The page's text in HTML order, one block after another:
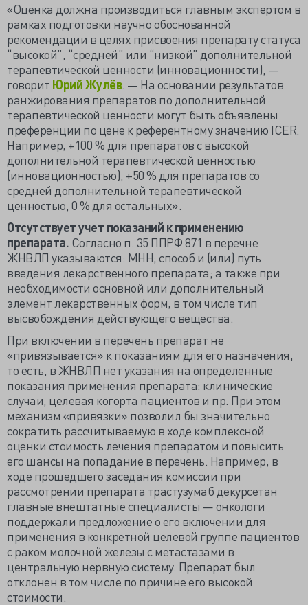
«Оценка должна производиться главным экспертом в
рамках подготовки научно обоснованной
рекомендации в целях присвоения препарату статуса
“высокой”, “средней” или “низкой” дополнительной
терапевтической ценности (инновационности), —
говорит Юрий Жулёв. — На основании результатов
ранжирования препаратов по дополнительной
терапевтической ценности могут быть объявлены
преференции по цене к референтному значению ICER.
Например, +100 % для препаратов с высокой
дополнительной терапевтической ценностью
(инновационностью), +50 % для препаратов со
средней дополнительной терапевтической
ценностью, 0 % для остальных».
Отсутствует учет показаний к применению
препарата. Согласно п. 35 ППРФ 871 в перечне
ЖНВЛП указываются: МНН; способ и (или) путь
введения лекарственного препарата; а также при
необходимости основной или дополнительный
элемент лекарственных форм, в том числе тип
высвобождения действующего вещества.
При включении в перечень препарат не
«привязывается» к показаниям для его назначения,
то есть, в ЖНВЛП нет указания на определенные
показания применения препарата: клинические
случаи, целевая когорта пациентов и пр. При этом
механизм «привязки» позволил бы значительно
сократить рассчитываемую в ходе комплексной
оценки стоимость лечения препаратом и повысить
его шансы на попадание в перечень. Например, в
ходе прошедшего заседания комиссии при
рассмотрении препарата трастузумаб декурсетан
главные внештатные специалисты — онкологи
поддержали предложение о его включении для
применения в конкретной целевой группе пациентов
с раком молочной железы с метастазами в
центральную нервную систему. Препарат был
отклонен в том числе по причине его высокой
стоимости.